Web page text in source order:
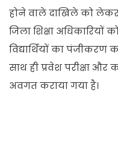
होने वाले दाखिले को लेकर
जिला शिक्षा अधिकारियों
विद्यार्थियों का
साथ ही प्रवेश परीक्षा और
अवगत कराया गया है।